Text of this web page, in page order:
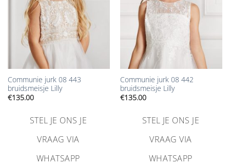
Communie jurk 08 443
bruidsmeisje Lilly
€135.00
STEL JE ONS JE
VRAAG VIA
WHATSAPP
Communie jurk 08 442
bruidsmeisje Lilly
€135.00
STEL JE ONS JE
VRAAG VIA
WHATSAPP